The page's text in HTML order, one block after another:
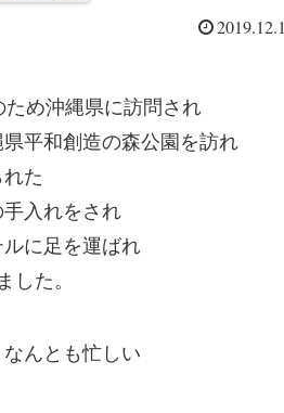
め沖縄県に訪問され
平和創造の森公園を訪れ
た
入れをされ
に足を運ばれ
した。
んとも忙しい